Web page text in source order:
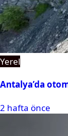
Yerel
Antalya’da
2 hafta önce